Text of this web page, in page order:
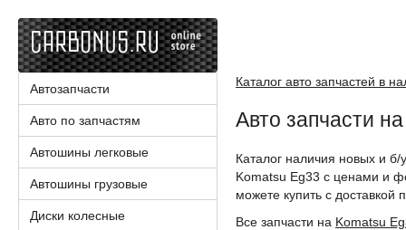
Каталог авто запчастей в
Авто запчасти
Каталог наличия новых и б/
Komatsu Eg33 с ценами и
можете купить с доставкой
Все запчасти на Komatsu
Автозапчасти
Авто по запчастям
Автошины легковые
Автошины грузовые
Диски колесные